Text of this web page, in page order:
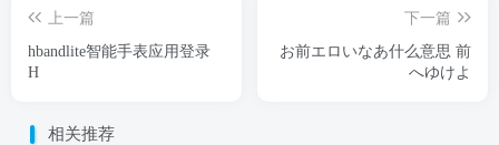
上一篇
hbandlite智能手表应用登录
H
下一篇
お前エロいなあ什么意思 前
へゆけよ
相关推荐